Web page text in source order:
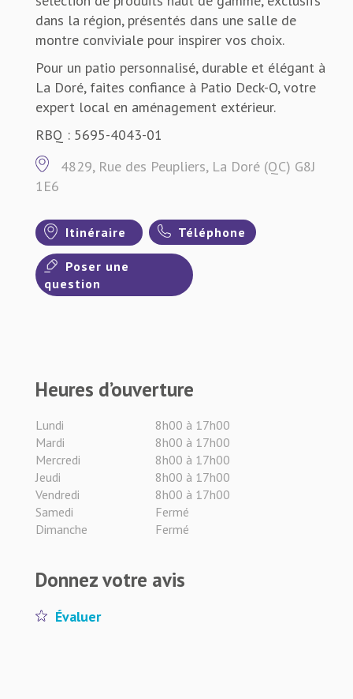
dans la région, présentés dans une salle de
montre conviviale pour inspirer vos choix.
Pour un patio personnalisé, durable et élégant à
La Doré, faites confiance à Patio Deck-O, votre
expert local en aménagement extérieur.
RBQ : 5695-4043-01
4829, Rue des Peupliers, La Doré (QC) G8J
1E6
Itinéraire Téléphone
Poser une
question
Heures d’ouverture
Lundi
8h00 à 17h00
Mardi
8h00 à 17h00
Mercredi
8h00 à 17h00
Jeudi
8h00 à 17h00
Vendredi
8h00 à 17h00
Samedi
Fermé
Dimanche
Fermé
Donnez votre avis
Évaluer